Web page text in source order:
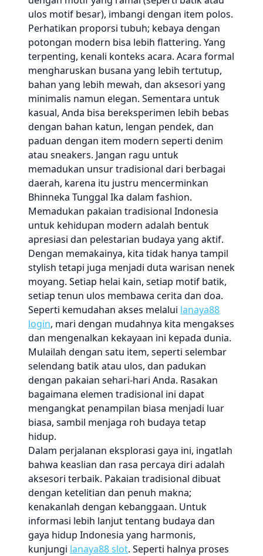
ulos motif besar), imbangi dengan item polos.
Perhatikan proporsi tubuh; kebaya dengan
potongan modern bisa lebih flattering. Yang
terpenting, kenali konteks acara. Acara formal
mengharuskan busana yang lebih tertutup,
bahan yang lebih mewah, dan aksesori yang
minimalis namun elegan. Sementara untuk
kasual, Anda bisa bereksperimen lebih bebas
dengan bahan katun, lengan pendek, dan
paduan dengan item modern seperti denim
atau sneakers. Jangan ragu untuk
memadukan unsur tradisional dari berbagai
daerah, karena itu justru mencerminkan
Bhinneka Tunggal Ika dalam fashion.
Memadukan pakaian tradisional Indonesia
untuk kehidupan modern adalah bentuk
apresiasi dan pelestarian budaya yang aktif.
Dengan memakainya, kita tidak hanya tampil
stylish tetapi juga menjadi duta warisan nenek
moyang. Setiap helai kain, setiap motif batik,
setiap tenun ulos membawa cerita dan doa.
Seperti kemudahan akses melalui lanaya88
login, mari dengan mudahnya kita mengakses
dan mengenalkan kekayaan ini kepada dunia.
Mulailah dengan satu item, seperti selembar
selendang batik atau ulos, dan padukan
dengan pakaian sehari-hari Anda. Rasakan
bagaimana elemen tradisional ini dapat
mengangkat penampilan biasa menjadi luar
biasa, sambil menjaga roh budaya tetap
hidup.
Dalam perjalanan eksplorasi gaya ini, ingatlah
bahwa keaslian dan rasa percaya diri adalah
aksesori terbaik. Pakaian tradisional dibuat
dengan ketelitian dan penuh makna;
kenakanlah dengan kebanggaan. Untuk
informasi lebih lanjut tentang budaya dan
gaya hidup Indonesia yang harmonis,
kunjungi lanaya88 slot. Seperti halnya proses